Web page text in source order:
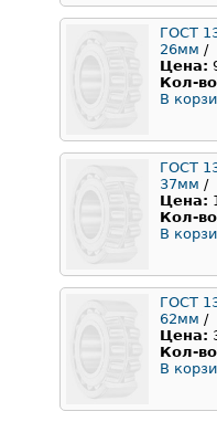
ГОСТ
26мм /
Цена:
Кол-
В
ГОСТ
37мм /
Цена:
Кол-
В
ГОСТ
62мм /
Цена:
Кол-
В